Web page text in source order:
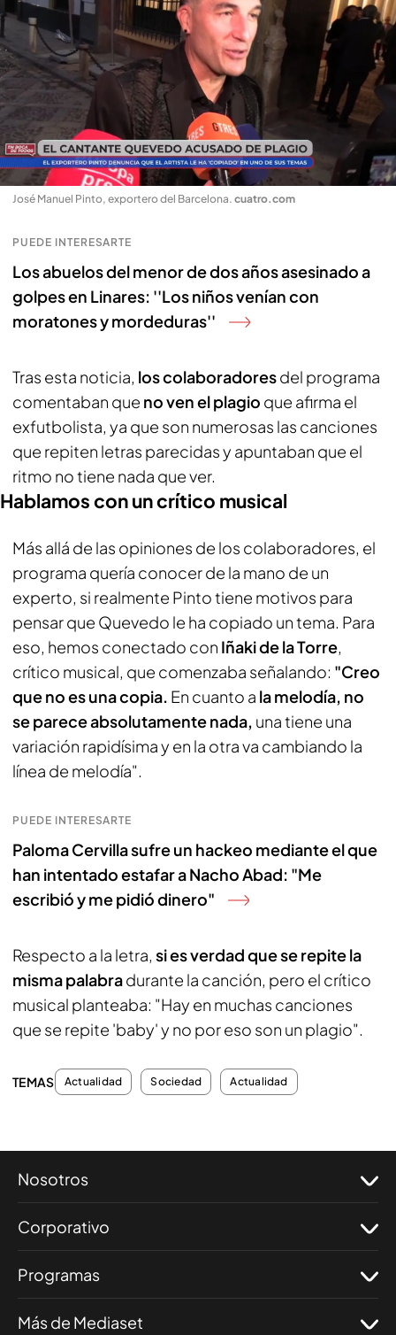
José Manuel Pinto, exportero del Barcelona. cuatro.com
PUEDE INTERESARTE
Los abuelos del menor de dos años asesinado a
golpes en Linares: ''Los niños venían con
moratones y mordeduras''
Tras esta noticia, los colaboradoresdel programa
comentaban que no ven el plagio que afirma el
exfutbolista, ya que son numerosas las canciones
que repiten letras parecidas y apuntaban que el
ritmo no tiene nada que ver.
Hablamos con un crítico musical
Más allá de las opiniones de los colaboradores, el
programa quería conocer de la mano de un
experto, si realmente Pinto tiene motivos para
pensar que Quevedo le ha copiado un tema. Para
eso, hemos conectado con Iñaki de la Torre,
crítico musical, que comenzaba señalando: "Creo
que no es una copia. En cuanto a la melodía, no
se parece absolutamente nada, una tiene una
variación rapidísima y en la otra va cambiando la
línea de melodía".
PUEDE INTERESARTE
Paloma Cervilla sufre un hackeo mediante el que
han intentado estafar a Nacho Abad: "Me
escribió y me pidió dinero"
Respecto a la letra, si es verdad que se repite la
misma palabradurante la canción, pero el crítico
musical planteaba: "Hay en muchas canciones
que se repite 'baby' y no por eso son un plagio".
TEMAS Actualidad Sociedad Actualidad
Nosotros
Corporativo
Programas
Más de Mediaset